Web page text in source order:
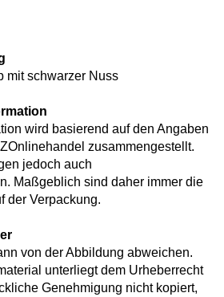
mit schwarzer Nuss
wird basierend auf den Angaben
zusammengestellt.
jedoch auch
Maßgeblich sind daher immer die
der Verpackung.
von der Abbildung abweichen.
unterliegt dem Urheberrecht
Genehmigung nicht kopiert,